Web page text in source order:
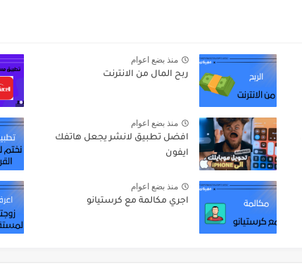
منذ بضع اعوام
ربح المال من الانترنت
منذ بضع اعوام
افضل تطبيق لانشر يجعل هاتفك
ايفون
منذ بضع اعوام
اجري مكالمة مع كرستيانو